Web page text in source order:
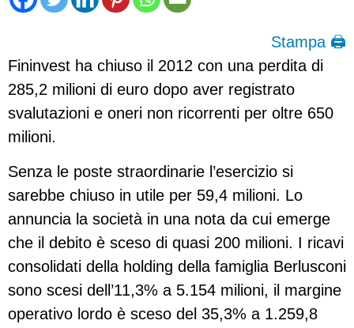
Stampa 🖨
Fininvest ha chiuso il 2012 con una perdita di
285,2 milioni di euro dopo aver registrato
svalutazioni e oneri non ricorrenti per oltre 650
milioni.
Senza le poste straordinarie l’esercizio si
sarebbe chiuso in utile per 59,4 milioni. Lo
annuncia la società in una nota da cui emerge
che il debito è sceso di quasi 200 milioni. I ricavi
consolidati della holding della famiglia Berlusconi
sono scesi dell’11,3% a 5.154 milioni, il margine
operativo lordo è sceso del 35,3% a 1.259,8